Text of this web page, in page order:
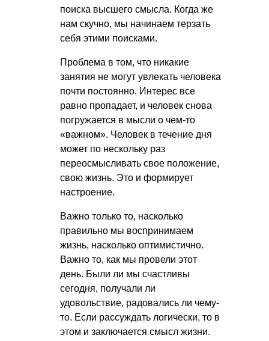
поиска высшего смысла. Когда же
нам скучно, мы начинаем терзать
себя этими поисками.
Проблема в том, что никакие
занятия не могут увлекать человека
почти постоянно. Интерес все
равно пропадает, и человек снова
погружается в мысли о чем-то
«важном». Человек в течение дня
может по нескольку раз
переосмысливать свое положение,
свою жизнь. Это и формирует
настроение.
Важно только то, насколько
правильно мы воспринимаем
жизнь, насколько оптимистично.
Важно то, как мы провели этот
день. Были ли мы счастливы
сегодня, получали ли
удовольствие, радовались ли чему-
то. Если рассуждать логически, то в
этом и заключается смысл жизни.